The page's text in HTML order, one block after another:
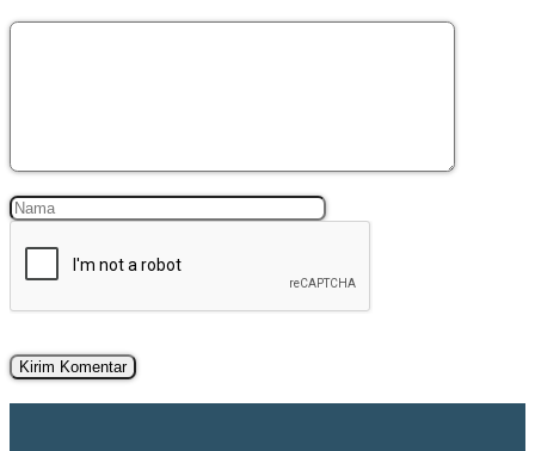
Komentar
Nama Surel